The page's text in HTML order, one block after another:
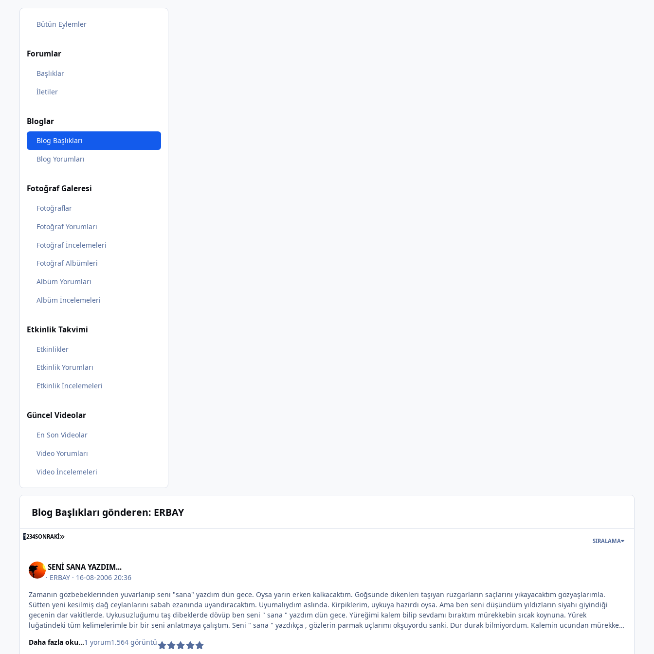
Bütün Eylemler
Forumlar
Başlıklar
İletiler
Bloglar
Blog Başlıkları
Blog Yorumları
Fotoğraf Galeresi
Fotoğraflar
Fotoğraf Yorumları
Fotoğraf İncelemeleri
Fotoğraf Albümleri
Albüm Yorumları
Albüm İncelemeleri
Etkinlik Takvimi
Etkinlikler
Etkinlik Yorumları
Etkinlik İncelemeleri
Güncel Videolar
En Son Videolar
Video Yorumları
Video İncelemeleri
Blog Başlıkları gönderen: ERBAY
1234SONRAKI SON SAYFA
SIRALAMA
SENİ SANA YAZDIM...
· ERBAY · 16-08-2006 20:36
Zamanın gözbebeklerinden yuvarlanıp seni "sana" yazdım dün gece. Oysa yarın erken kalkacaktım. Göğsünde dikenleri taşıyan rüzgarların saçlarını yıkayacaktım gözyaşlarımla.
Sütten yeni kesilmiş dağ ceylanlarını sabah ezanında uyandıracaktım. Uyumalıydım aslında. Kirpiklerim, uykuya hazırdı oysa. Ama ben seni düşündüm yıldızların siyahı giyindiği
gecenin dar vakitlerde. Uykusuzluğumu taş dibeklerde dövüp ben seni " sana " yazdım dün gece. Yüreğimi kalem bilip sevdamı bıraktım mürekkebin sıcak koynuna. Yürek
luğatindeki tüm kelimelerimle bir bir seni anlatmaya çalıştım. Seni " sana " yazdıkça , gözlerin parmak uçlarımı okşuyordu sanki. Dur durak bilmiyordum. Kalemin ucundan mürekkep
Daha fazla oku...1 yorum1.564 görüntü